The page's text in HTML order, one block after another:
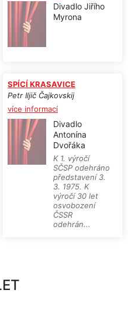
Divadlo Jiřího
Myrona
SPÍCÍ KRASAVICE
Petr Iljič Čajkovskij
více informací
Divadlo
Antonína
Dvořáka
K 1. výročí
SČSP odehráno
představení 3.
3. 1975. K
výročí 30 let
osvobození
ČSSR
odehrán...